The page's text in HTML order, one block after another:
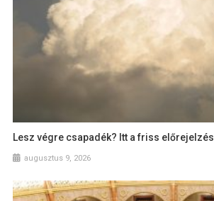
Lesz végre csapadék? Itt a friss előrejelzés
augusztus 9, 2026